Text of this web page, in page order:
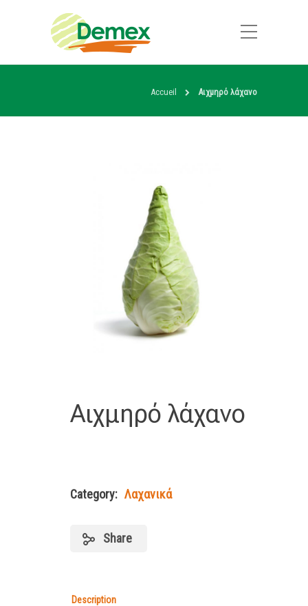
Accueil Αιχμηρό λάχανο
Αιχμηρό λάχανο
Category: Λαχανικά
Share
Description